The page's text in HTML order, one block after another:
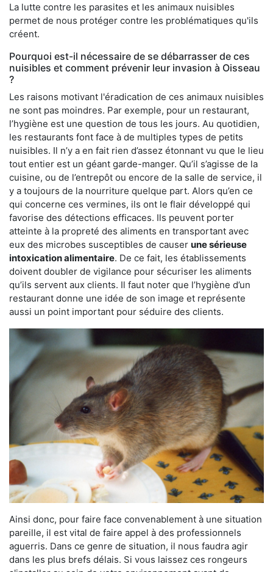
La lutte contre les parasites et les animaux nuisibles
permet de nous protéger contre les problématiques qu'ils
créent.
Pourquoi est-il nécessaire de se débarrasser de ces
nuisibles et comment prévenir leur invasion à Oisseau
?
Les raisons motivant l'éradication de ces animaux nuisibles
ne sont pas moindres. Par exemple, pour un restaurant,
l’hygiène est une question de tous les jours. Au quotidien,
les restaurants font face à de multiples types de petits
nuisibles. Il n’y a en fait rien d’assez étonnant vu que le lieu
tout entier est un géant garde-manger. Qu’il s’agisse de la
cuisine, ou de l’entrepôt ou encore de la salle de service, il
y a toujours de la nourriture quelque part. Alors qu’en ce
qui concerne ces vermines, ils ont le flair développé qui
favorise des détections efficaces. Ils peuvent porter
atteinte à la propreté des aliments en transportant avec
eux des microbes susceptibles de causer une sérieuse
intoxication alimentaire. De ce fait, les établissements
doivent doubler de vigilance pour sécuriser les aliments
qu’ils servent aux clients. Il faut noter que l’hygiène d’un
restaurant donne une idée de son image et représente
aussi un point important pour séduire des clients.
Ainsi donc, pour faire face convenablement à une situation
pareille, il est vital de faire appel à des professionnels
aguerris. Dans ce genre de situation, il nous faudra agir
dans les plus brefs délais. Si vous laissez ces rongeurs